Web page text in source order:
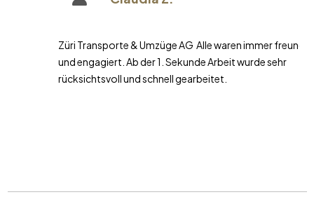
Züri Transporte & Umzüge AG Alle waren immer freundlich
und engagiert. Ab der 1. Sekunde Arbeit wurde sehr
rücksichtsvoll und schnell gearbeitet.